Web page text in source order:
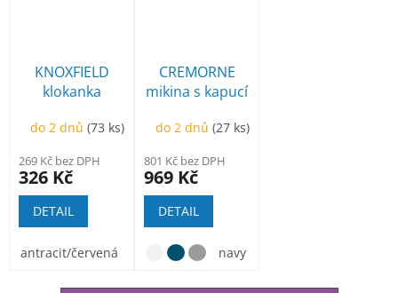
KNOXFIELD
klokanka
do 2 dnů(73 ks)
269 Kč bez DPH
326 Kč
DETAIL
antracit/červená antracit/žlutá antracit/oranžová
CREMORNE
mikina s kapucí
do 2 dnů(27 ks)
801 Kč bez DPH
969 Kč
DETAIL
navy